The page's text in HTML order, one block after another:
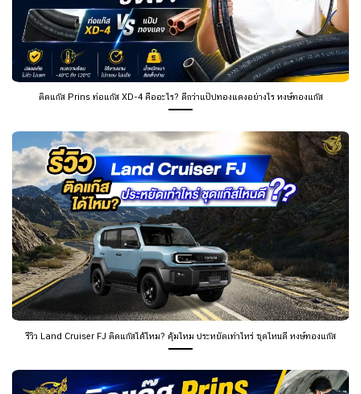
ติดแก๊ส Prins ท่อแก๊ส XD-4 คืออะไร? ดีกว่าแป๊ปทองแดงอย่างไร หงษ์ทองแก๊ส
รีวิว Land Cruiser FJ ติดแก๊สได้ไหม? คุ้มไหม ประหยัดเท่าไหร่ ชุดไหนดี หงษ์ทองแก๊ส